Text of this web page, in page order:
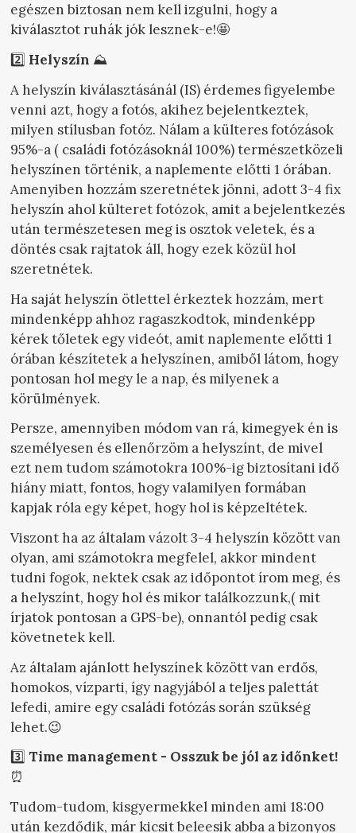
egészen biztosan nem kell izgulni, hogy a
kiválasztot ruhák jók lesznek-e!🤩
2️⃣ Helyszín ⛰️
A helyszín kiválasztásánál (IS) érdemes figyelembe
venni azt, hogy a fotós, akihez bejelentkeztek,
milyen stílusban fotóz. Nálam a külteres fotózások
95%-a ( családi fotózásoknál 100%) természetközeli
helyszínen történik, a naplemente előtti 1 órában.
Amenyiben hozzám szeretnétek jönni, adott 3-4 fix
helyszín ahol külteret fotózok, amit a bejelentkezés
után természetesen meg is osztok veletek, és a
döntés csak rajtatok áll, hogy ezek közül hol
szeretnétek.
Ha saját helyszín ötlettel érkeztek hozzám, mert
mindenképp ahhoz ragaszkodtok, mindenképp
kérek tőletek egy videót, amit naplemente előtti 1
órában készítetek a helyszínen, amiből látom, hogy
pontosan hol megy le a nap, és milyenek a
körülmények.
Persze, amennyiben módom van rá, kimegyek én is
személyesen és ellenőrzöm a helyszínt, de mivel
ezt nem tudom számotokra 100%-ig biztosítani idő
hiány miatt, fontos, hogy valamilyen formában
kapjak róla egy képet, hogy hol is képzeltétek.
Viszont ha az általam vázolt 3-4 helyszín között van
olyan, ami számotokra megfelel, akkor mindent
tudni fogok, nektek csak az időpontot írom meg, és
a helyszínt, hogy hol és mikor találkozzunk,( mit
írjatok pontosan a GPS-be), onnantól pedig csak
követnetek kell.
Az általam ajánlott helyszínek között van erdős,
homokos, vízparti, így nagyjából a teljes palettát
lefedi, amire egy családi fotózás során szükség
lehet.😉
3️⃣ Time management - Osszuk be jól az időnket!
⏰
Tudom-tudom, kisgyermekkel minden ami 18:00
után kezdődik, már kicsit beleesik abba a bizonyos